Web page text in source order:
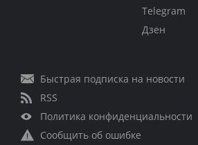
Telegram
Дзен
Быстрая подписка на новости
RSS
Политика конфиденциальности
Сообщить об ошибке